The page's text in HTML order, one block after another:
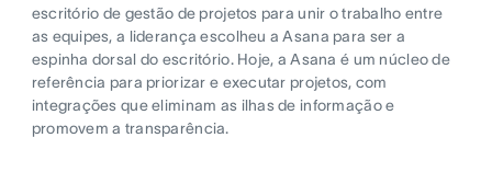
escritório de gestão de projetos para unir o trabalho entre
as equipes, a liderança escolheu a Asana para ser a
espinha dorsal do escritório. Hoje, a Asana é um núcleo de
referência para priorizar e executar projetos, com
integrações que eliminam as ilhas de informação e
promovem a transparência.